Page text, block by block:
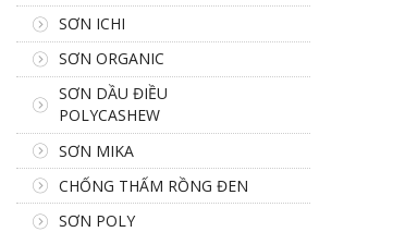
SƠN ICHI
SƠN ORGANIC
SƠN DẦU ĐIỀU
POLYCASHEW
SƠN MIKA
CHỐNG THẤM RỒNG ĐEN
SƠN POLY